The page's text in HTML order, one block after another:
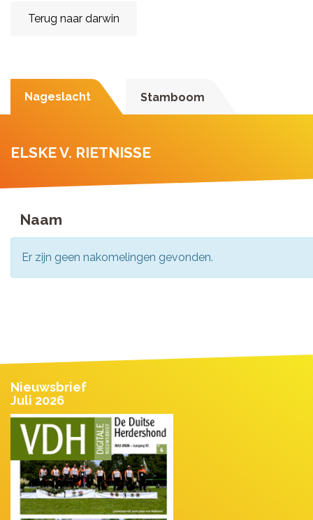
Terug naar darwin
Nageslacht Stamboom
ELSKE V. RIETNISSE
Naam
Er zijn geen nakomelingen gevonden.
Nieuwsbrief
Juli 2026